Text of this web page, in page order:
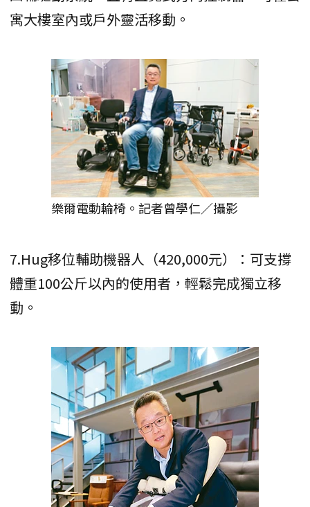
寓大樓室內或戶外靈活移動。
樂爾電動輪椅。記者曾學仁／攝影
7.Hug移位輔助機器人（420,000元）：可支撐
體重100公斤以內的使用者，輕鬆完成獨立移
動。